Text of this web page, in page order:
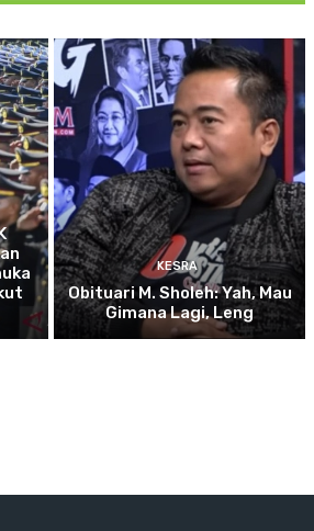
KESRA
Obituari M. Sholeh: Yah, Mau
Gimana Lagi, Leng